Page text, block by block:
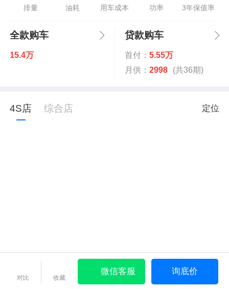
排量 油耗 用车成本 功率 3年保值率
全款购车
15.4万
贷款购车
首付： 5.55万
月供： 2998 (共36期)
4S店 综合店 定位
对比 收藏
微信客服 询底价